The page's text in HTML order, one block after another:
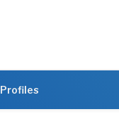
Profiles